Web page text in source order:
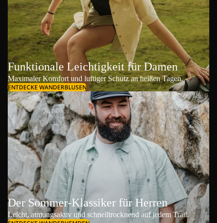
Funktionale Leichtigkeit für Damen
Maximaler Komfort und luftiger Schutz an heißen Tagen.
ENTDECKE WANDERBLUSEN
Der Sommer-Klassiker für Herren
Leicht, atmungsaktiv und schnelltrocknend auf jedem Trail.